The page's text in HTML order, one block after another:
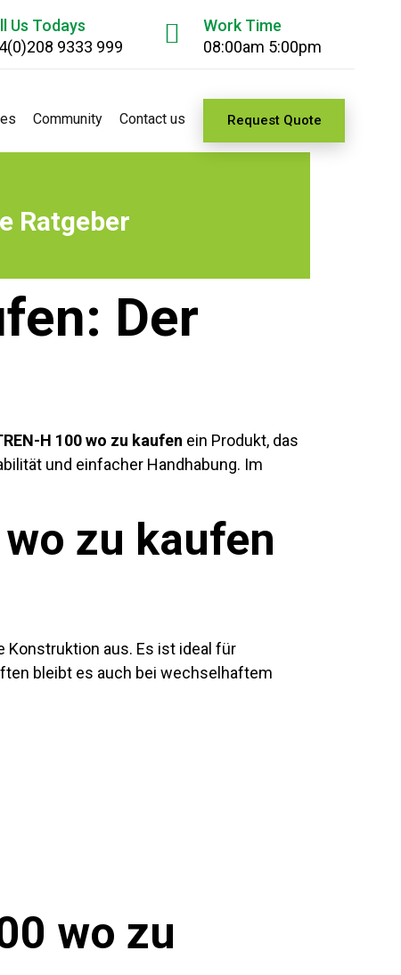
Us Todays
9333 999
Work Time
08:00am 5:00pm
Community Contact us Request Quote
Ratgeber
Der
H 100 wo zu kaufen ein Produkt, das
und einfacher Handhabung. Im
zu kaufen
aus. Es ist ideal für
bleibt es auch bei wechselhaftem
wo zu